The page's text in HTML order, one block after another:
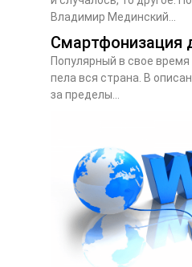
Владимир Мединский...
Смартфонизация
Популярный в свое
пела вся страна. В
за пределы...